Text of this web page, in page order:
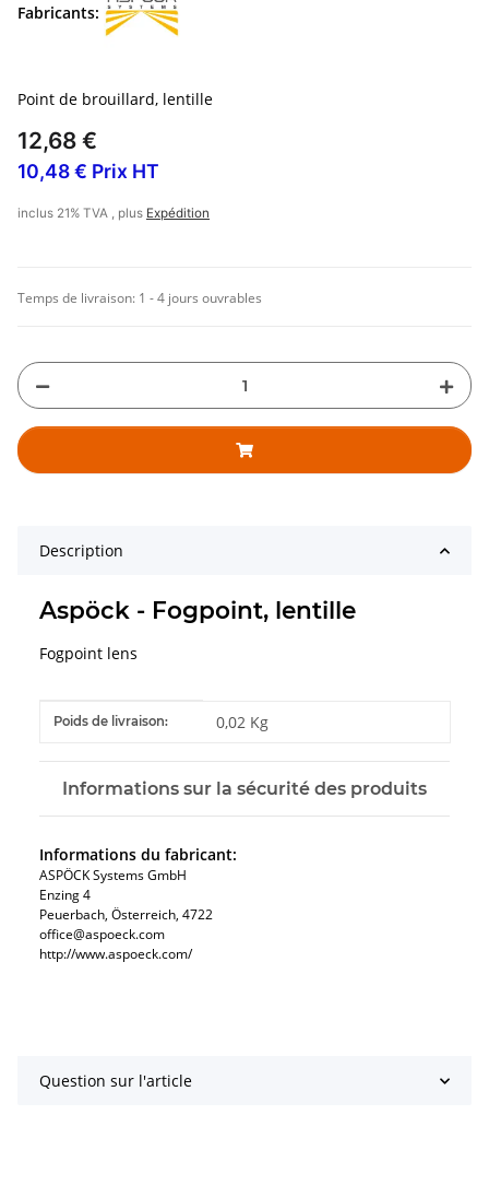
Fabricants:
Point de brouillard, lentille
12,68 €
10,48 € Prix HT
inclus 21% TVA , plus Expédition
Temps de livraison: 1 - 4 jours ouvrables
Description
Aspöck - Fogpoint, lentille
Fogpoint lens
#productDetails.itemInformation#
#productDetails.itemValue#
Poids de livraison: 0,02 Kg
Informations sur la sécurité des produits
Informations du fabricant:
ASPÖCK Systems GmbH
Enzing 4
Peuerbach, Österreich, 4722
office@aspoeck.com
http://www.aspoeck.com/
Question sur l'article